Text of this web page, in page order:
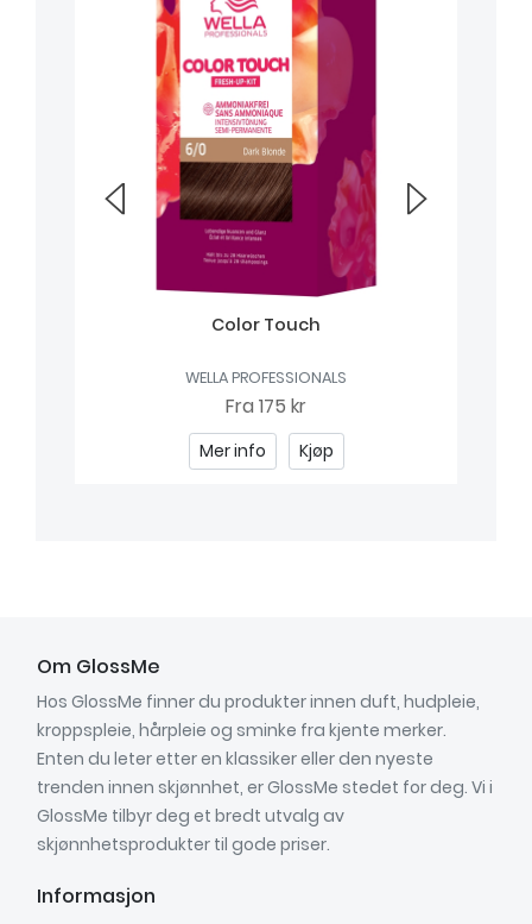
Color Touch
WELLA PROFESSIONALS
Fra 175 kr
Mer info Kjøp
Om GlossMe
Hos GlossMe finner du produkter innen duft, hudpleie,
kroppspleie, hårpleie og sminke fra kjente merker.
Enten du leter etter en klassiker eller den nyeste
trenden innen skjønnhet, er GlossMe stedet for deg. Vi i
GlossMe tilbyr deg et bredt utvalg av
skjønnhetsprodukter til gode priser.
Informasjon